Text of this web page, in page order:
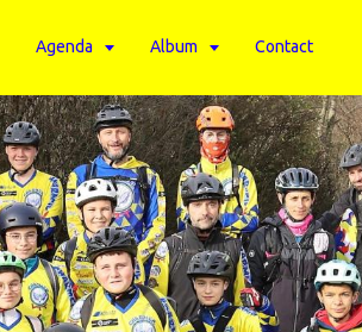
Agenda Album Contact